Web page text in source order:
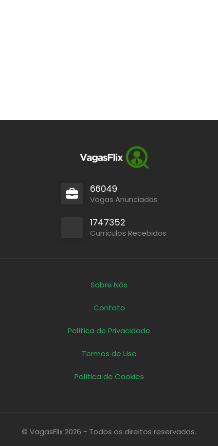
66049
Vagas Anunciadas
1747352
Currículos Recebidos
Sobre Nós
Contato
Política de Privacidade
Termos de Uso
Política de Cookies
© VagasFlix 2026 - Todos os direitos reservados.